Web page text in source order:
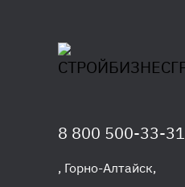
8 800 500-33-31
, Горно-Алтайск,